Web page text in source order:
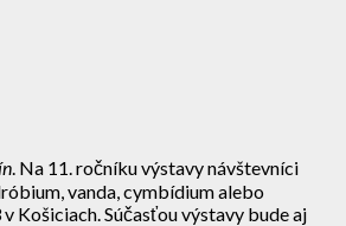
. Na 11. ročníku výstavy návštevníci
vanda, cymbídium alebo
Košiciach. Súčasťou výstavy bude aj